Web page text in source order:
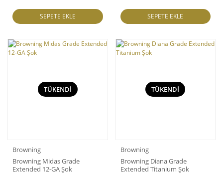
SEPETE EKLE SEPETE EKLE
TÜKENDİ
Browning
Browning Midas Grade
Extended 12-GA Şok
TÜKENDİ
Browning
Browning Diana Grade
Extended Titanium Şok